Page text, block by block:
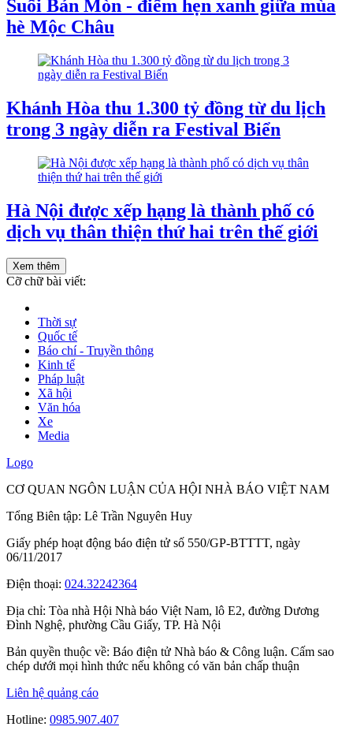
Suối Bản Mòn - điểm hẹn xanh giữa mùa
hè Mộc Châu
Khánh Hòa thu 1.300 tỷ đồng từ du lịch
trong 3 ngày diễn ra Festival Biển
Hà Nội được xếp hạng là thành phố có
dịch vụ thân thiện thứ hai trên thế giới
Xem thêm
Cỡ chữ bài viết:
Thời sự
Quốc tế
Báo chí - Truyền thông
Kinh tế
Pháp luật
Xã hội
Văn hóa
Xe
Media
Logo
CƠ QUAN NGÔN LUẬN CỦA HỘI NHÀ BÁO VIỆT NAM
Tổng Biên tập: Lê Trần Nguyên Huy
Giấy phép hoạt động báo điện tử số 550/GP-BTTTT, ngày
06/11/2017
Điện thoại: 024.32242364
Địa chỉ: Tòa nhà Hội Nhà báo Việt Nam, lô E2, đường Dương
Đình Nghệ, phường Cầu Giấy, TP. Hà Nội
Bản quyền thuộc về: Báo điện tử Nhà báo & Công luận. Cấm sao
chép dưới mọi hình thức nếu không có văn bản chấp thuận
Liên hệ quảng cáo
Hotline: 0985.907.407